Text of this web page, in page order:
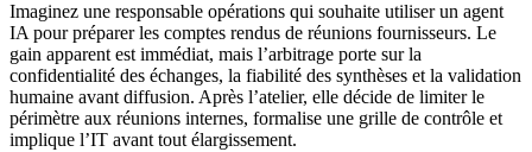
Imaginez une responsable opérations qui souhaite utiliser un agent
IA pour préparer les comptes rendus de réunions fournisseurs. Le
gain apparent est immédiat, mais l’arbitrage porte sur la
confidentialité des échanges, la fiabilité des synthèses et la validation
humaine avant diffusion. Après l’atelier, elle décide de limiter le
périmètre aux réunions internes, formalise une grille de contrôle et
implique l’IT avant tout élargissement.